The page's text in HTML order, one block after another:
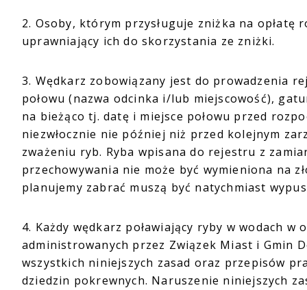
2. Osoby, którym przysługuje zniżka na
uprawniający ich do skorzystania ze zniżki.
3. Wędkarz zobowiązany jest do prowadzenia
połowu (nazwa odcinka i/lub miejscowość),
na bieżąco tj. datę i miejsce połowu przed
niezwłocznie nie później niż przed kolejnym
zważeniu ryb. Ryba wpisana do rejestru z
przechowywania nie może być wymieniona na
planujemy zabrać muszą być natychmiast
4. Każdy wędkarz poławiający ryby w wodach
administrowanych przez Związek Miast i Gmin
wszystkich niniejszych zasad oraz przepisów
dziedzin pokrewnych. Naruszenie niniejszych